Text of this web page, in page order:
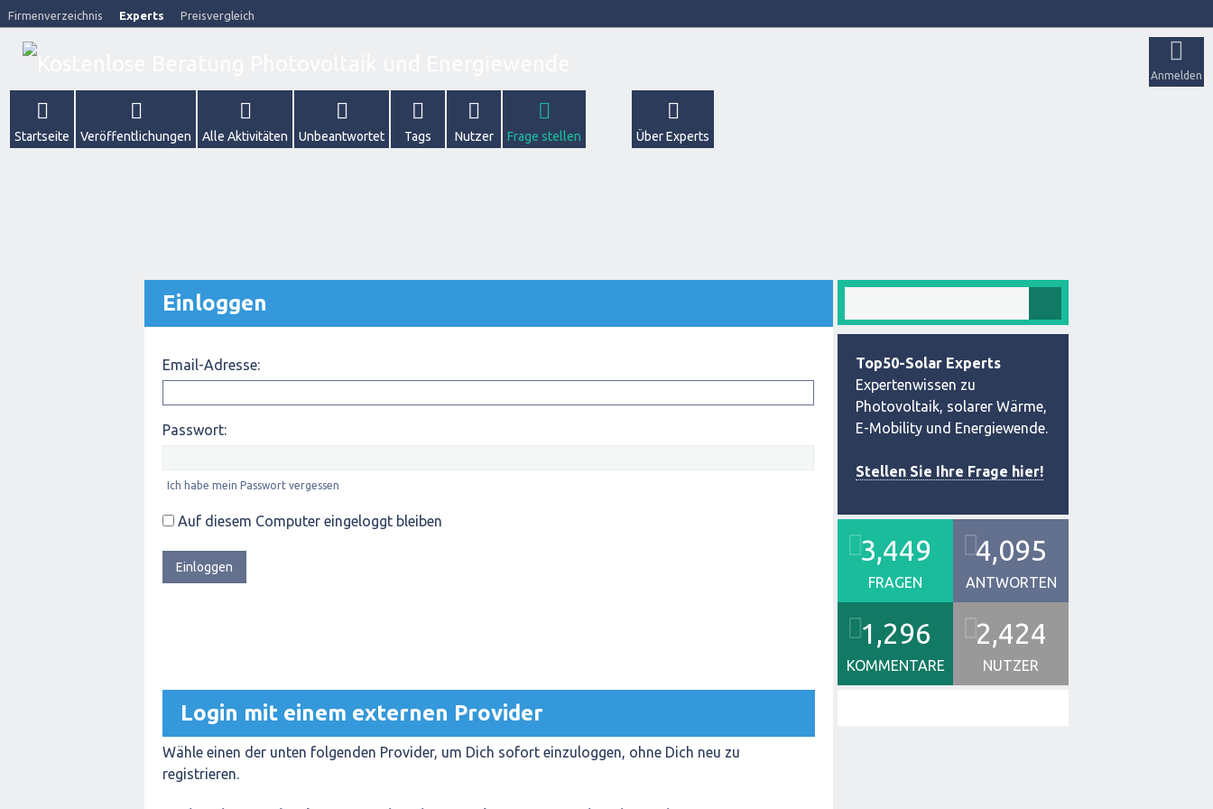
Firmenverzeichnis Experts Preisvergleich
Anmelden
Startseite Veröffentlichungen Alle Aktivitäten Unbeantwortet Tags Nutzer Frage stellen Über Experts
Einloggen
Email-Adresse:
Passwort:
Ich habe mein Passwort vergessen
Auf diesem Computer eingeloggt bleiben
Login mit einem externen Provider
Wähle einen der unten folgenden Provider, um Dich sofort einzuloggen, ohne Dich neu zu
registrieren.
Top50-Solar Experts
Expertenwissen zu
Photovoltaik, solarer Wärme,
E-Mobility und Energiewende.
Stellen Sie Ihre Frage hier!
3,449
FRAGEN
4,095
ANTWORTEN
1,296
KOMMENTARE
2,424
NUTZER